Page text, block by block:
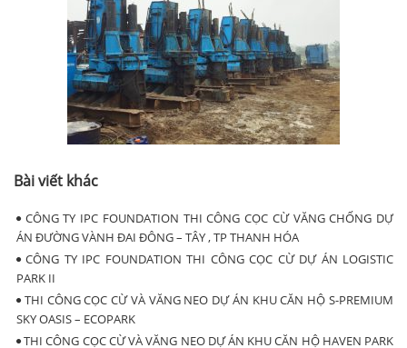
Bài viết khác
CÔNG TY IPC FOUNDATION THI CÔNG CỌC CỪ VĂNG CHỐNG DỰ
ÁN ĐƯỜNG VÀNH ĐAI ĐÔNG – TÂY , TP THANH HÓA
CÔNG TY IPC FOUNDATION THI CÔNG CỌC CỪ DỰ ÁN LOGISTIC
PARK II
THI CÔNG CỌC CỪ VÀ VĂNG NEO DỰ ÁN KHU CĂN HỘ S-PREMIUM
SKY OASIS – ECOPARK
THI CÔNG CỌC CỪ VÀ VĂNG NEO DỰ ÁN KHU CĂN HỘ HAVEN PARK